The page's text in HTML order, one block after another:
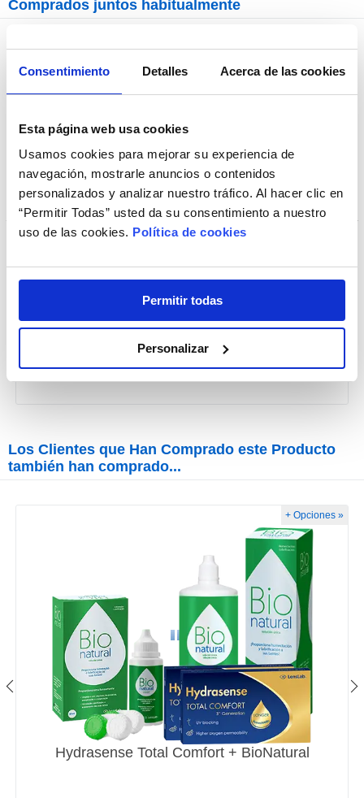
Consentimiento Detalles Acerca de las cookies
Esta página web usa cookies
Usamos cookies para mejorar su experiencia de
navegación, mostrarle anuncios o contenidos
personalizados y analizar nuestro tráfico. Al hacer clic en
“Permitir Todas” usted da su consentimiento a nuestro
uso de las cookies. Política de cookies
Permitir todas
Personalizar
Comprados juntos habitualmente
2,90€
Los Clientes que Han Comprado este Producto
también han comprado...
Hydrasense Total Comfort + BioNatural
+ Opciones »